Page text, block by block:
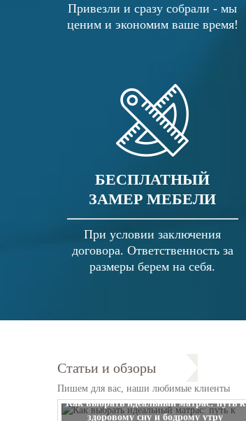
Привезли и сразу собрали - мы
ценим и экономим ваше время!
БЕСПЛАТНЫЙ
ЗАМЕР МЕБЕЛИ
При условии заключения
договора. Ответственность за
размеры берем на себя.
Статьи и обзоры
Пишем для вас, наши любимые клиенты
Как выбрать идеальный матрас: путь к
здоровому сну и бодрому утру